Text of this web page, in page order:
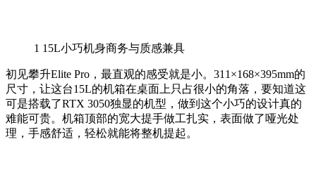
1 15L小巧机身商务与质感兼具
初见攀升Elite Pro，最直观的感受就是小。311×168×395mm的
尺寸，让这台15L的机箱在桌面上只占很小的角落，要知道这
可是搭载了RTX 3050独显的机型，做到这个小巧的设计真的
难能可贵。机箱顶部的宽大提手做工扎实，表面做了哑光处
理，手感舒适，轻松就能将整机提起。